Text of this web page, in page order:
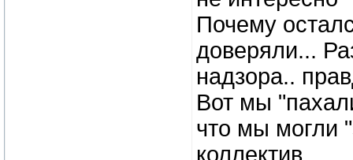
Почему
доверяли...
надзора..
Вот мы
что мы могли
коллектив